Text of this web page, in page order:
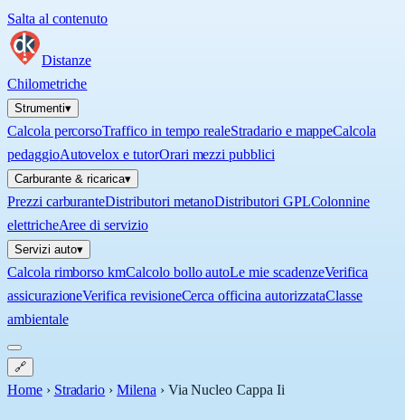
Salta al contenuto
Distanze
Chilometriche
Strumenti▾
Calcola percorsoTraffico in tempo realeStradario e mappeCalcola
pedaggioAutovelox e tutorOrari mezzi pubblici
Carburante & ricarica▾
Prezzi carburanteDistributori metanoDistributori GPLColonnine
elettricheAree di servizio
Servizi auto▾
Calcola rimborso kmCalcolo bollo autoLe mie scadenzeVerifica
assicurazioneVerifica revisioneCerca officina autorizzataClasse
ambientale
🔗
Home › Stradario › Milena › Via Nucleo Cappa Ii